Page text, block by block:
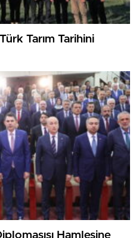
Tarım Tarihini
Hamlesine